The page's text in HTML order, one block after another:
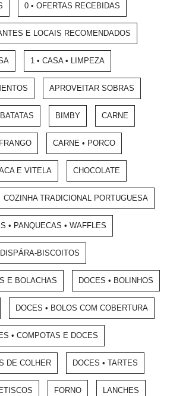
0 • OFERTAS RECEBIDAS
E LOCAIS RECOMENDADOS
1 • CASA • LIMPEZA
APROVEITAR SOBRAS
BATATAS BIMBY CARNE
CARNE • PORCO
E VITELA CHOCOLATE
COZINHA TRADICIONAL PORTUGUESA
• PANQUECAS • WAFFLES
DISPÁRA-BISCOITOS
E BOLACHAS DOCES • BOLINHOS
DOCES • BOLOS COM COBERTURA
• COMPOTAS E DOCES
DE COLHER DOCES • TARTES
FORNO LANCHES